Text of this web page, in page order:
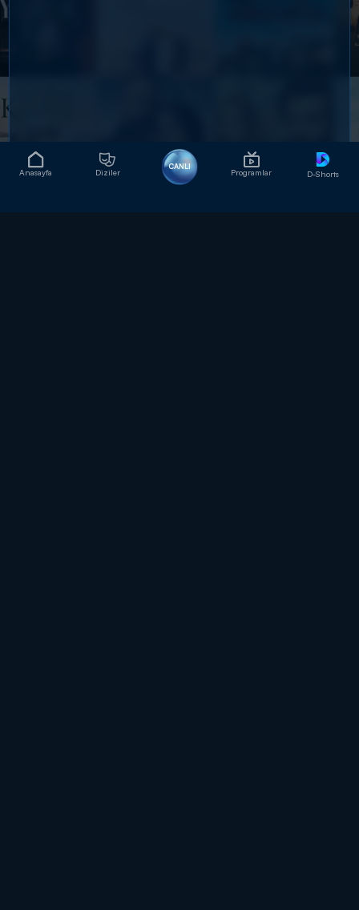
Anasayfa Diziler
CANLI
Programlar D-Shorts